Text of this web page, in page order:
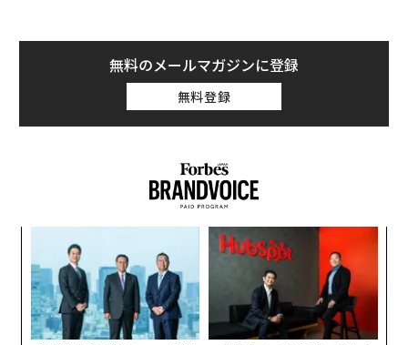
無料のメールマガジンに登録
無料登録